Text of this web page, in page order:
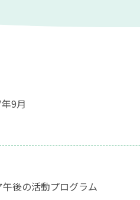
9月
後の活動プログラム